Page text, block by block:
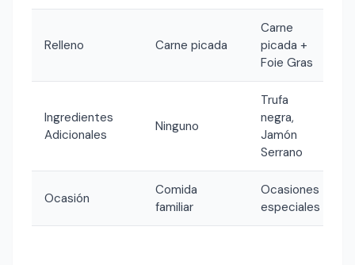
Relleno Carne picada
Carne
picada +
Foie Gras
Ingredientes
Adicionales
Ninguno
Trufa
negra,
Jamón
Serrano
Ocasión
Comida
familiar
Ocasiones
especiales